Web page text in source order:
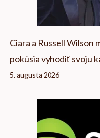
Ciara a Russell Wilson
pokúsia vyhodiť svoju
5. augusta 2026